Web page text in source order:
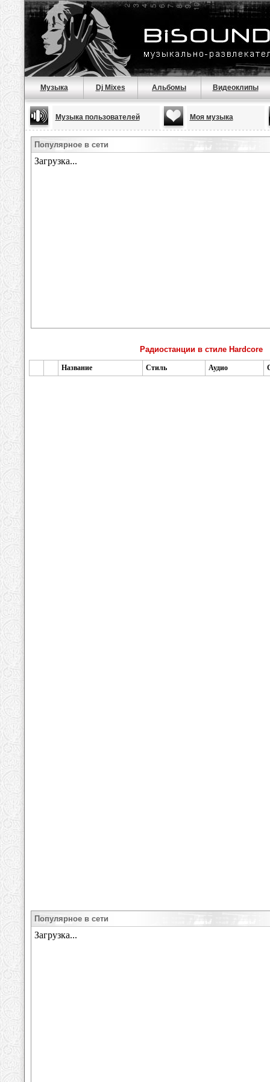
Музыка Dj Mixes Альбомы Видеоклипы
Музыка пользователей Моя музыка
Популярное в сети
Радиостанции в стиле Hardcore
Название Стиль Аудио
Популярное в сети